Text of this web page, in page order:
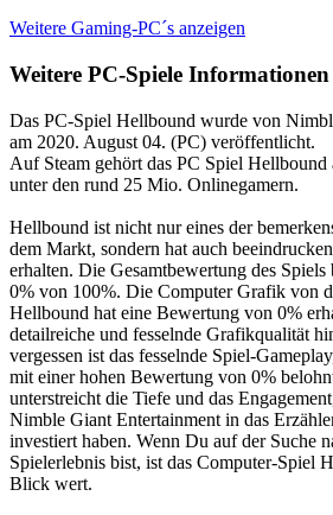
Weitere Gaming-PC´s anzeigen
Weitere PC-Spiele
Das PC-Spiel Hellbound wurde von
am 2020. August 04. (PC) veröffentlicht.
Auf Steam gehört das PC Spiel
unter den rund 25 Mio. Onlinegamern.
Hellbound ist nicht nur eines der
dem Markt, sondern hat auch
erhalten. Die Gesamtbewertung des Spiels
0% von 100%. Die Computer Grafik von
Hellbound hat eine Bewertung von 0%
detailreiche und fesselnde Grafikqualität
vergessen ist das fesselnde Spiel-
mit einer hohen Bewertung von 0%
unterstreicht die Tiefe und das
Nimble Giant Entertainment in das
investiert haben. Wenn Du auf der Suche
Spielerlebnis bist, ist das Computer-Spiel
Blick wert.